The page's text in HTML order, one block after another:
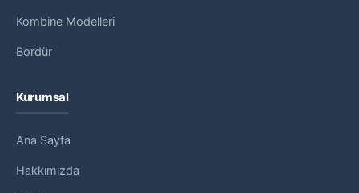
Kombine Modelleri
Bordür
Kurumsal
Ana Sayfa
Hakkımızda